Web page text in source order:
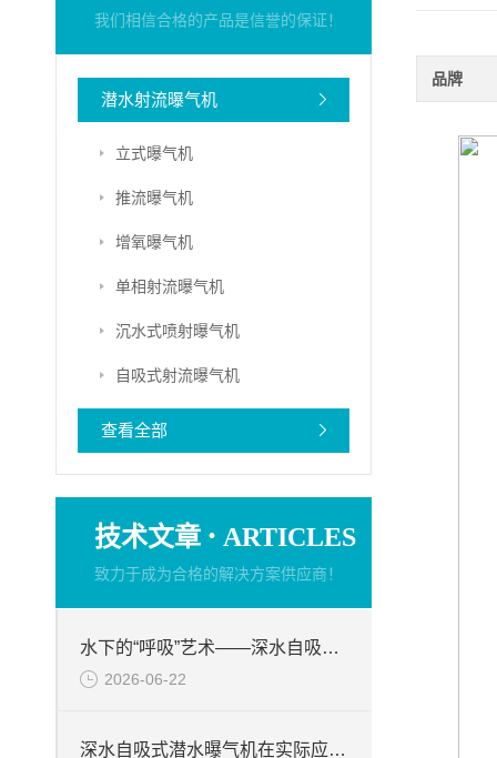
我们相信合格的产品是信誉的保证！
潜水射流曝气机
立式曝气机
推流曝气机
增氧曝气机
单相射流曝气机
沉水式喷射曝气机
自吸式射流曝气机
查看全部
技术文章 · ARTICLES
致力于成为合格的解决方案供应商！
水下的“呼吸”艺术——深水自吸式潜水曝气机的技术原理与核心优势
2026-06-22
深水自吸式潜水曝气机在实际应用场景中的性能优势
品牌